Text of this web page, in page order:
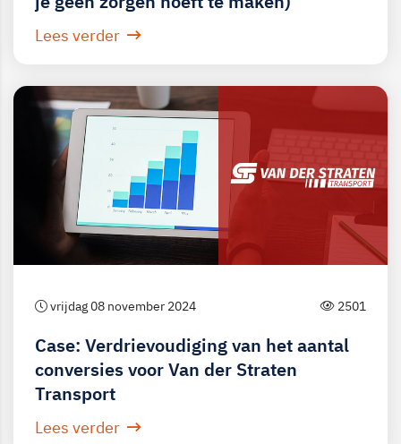
Lees verder
vrijdag 08 november 2024 2501
Case: Verdrievoudiging van het aantal
conversies voor Van der Straten
Transport
Lees verder